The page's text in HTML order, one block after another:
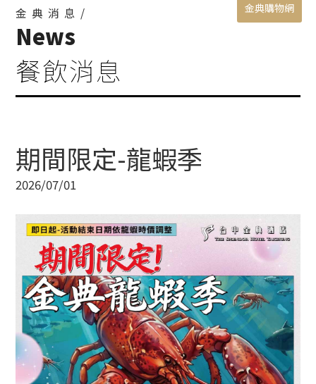
金典購物網
金典消息/
News
餐飲消息
期間限定-龍蝦季
2026/07/01